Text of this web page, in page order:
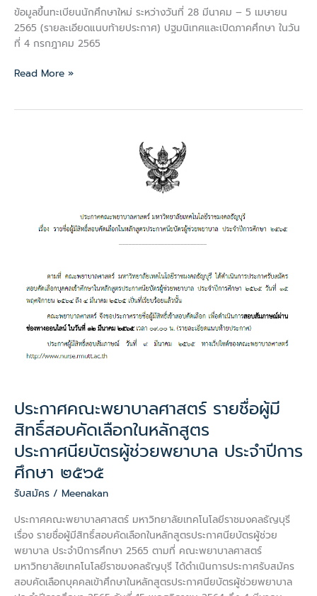
ข้อมูลขึ้นทะเบียนนักศึกษาใหม่ ระหว่างวันที่ 28 มีนาคม – 5 เมษายน
2565 (รายละเอียดแนบท้ายประกาศ) ปฐมนิเทศและเปิดภาคศึกษา ในวัน
ที่ 4 กรกฎาคม 2565
Read More »
ประกาศคณะพยาบาลศาสตร์ รายชื่อผู้มี
สิทธิ์สอบคัดเลือกในหลักสูตร
ประกาศนียบัตรผู้ช่วยพยาบาล ประจำปีการ
ศึกษา ๒๕๖๕
รับสมัคร / Meenakan
ประกาศคณะพยาบาลศาสตร์ มหาวิทยาลัยเทคโนโลยีราชมงคลธัญบุรี
เรื่อง รายชื่อผู้มีสิทธิ์สอบคัดเลือกในหลักสูตรประกาศนียบัตรผู้ช่วย
พยาบาล ประจำปีการศึกษา 2565 ตามที่ คณะพยาบาลศาสตร์
มหาวิทยาลัยเทคโนโลยีราชมงคลธัญบุรี ได้ดำเนินการประกาศรับสมัคร
สอบคัดเลือกบุคคลเข้าศึกษาในหลักสูตรประกาศนียบัตรผู้ช่วยพยาบาล
หลักสูตร
ประกาศนียบัตร
พยาบาล
ประจำ
ปี
การ
ศึกษา